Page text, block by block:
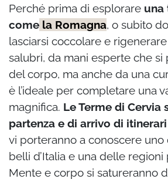
Perché prima di esplorare una
come la Romagna, o subito
lasciarsi coccolare e
salubri, da mani esperte che si
del corpo, ma anche da una
è l’ideale per completare una
magnifica. Le Terme di Cervia
partenza e di arrivo di
vi porteranno a conoscere
belli d’Italia e una delle
Mente e corpo si satureranno